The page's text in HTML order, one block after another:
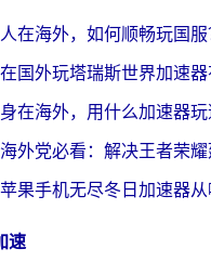
速